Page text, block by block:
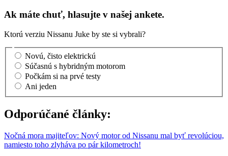
Ak máte chuť, hlasujte v našej ankete.
Ktorú verziu Nissanu Juke by ste si vybrali?
Novú, čisto elektrickú
Súčasnú s hybridným motorom
Počkám si na prvé testy
Ani jeden
Odporúčané články:
Nočná mora majiteľov: Nový motor od Nissanu mal byť revolúciou,
namiesto toho zlyháva po pár kilometroch!